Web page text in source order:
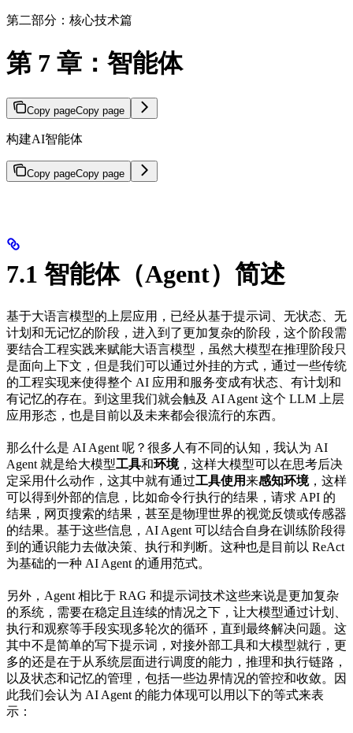
第二部分：核心技术篇
第 7 章：智能体
Copy pageCopy page
构建AI智能体
Copy pageCopy page
7.1 智能体（Agent）简述
基于大语言模型的上层应用，已经从基于提示词、无状态、无
计划和无记忆的阶段，进入到了更加复杂的阶段，这个阶段需
要结合工程实践来赋能大语言模型，虽然大模型在推理阶段只
是面向上下文，但是我们可以通过外挂的方式，通过一些传统
的工程实现来使得整个 AI 应用和服务变成有状态、有计划和
有记忆的存在。到这里我们就会触及 AI Agent 这个 LLM 上层
应用形态，也是目前以及未来都会很流行的东西。
那么什么是 AI Agent 呢？很多人有不同的认知，我认为 AI
Agent 就是给大模型工具和环境，这样大模型可以在思考后决
定采用什么动作，这其中就有通过工具使用来感知环境，这样
可以得到外部的信息，比如命令行执行的结果，请求 API 的
结果，网页搜索的结果，甚至是物理世界的视觉反馈或传感器
的结果。基于这些信息，AI Agent 可以结合自身在训练阶段得
到的通识能力去做决策、执行和判断。这种也是目前以 ReAct
为基础的一种 AI Agent 的通用范式。
另外，Agent 相比于 RAG 和提示词技术这些来说是更加复杂
的系统，需要在稳定且连续的情况之下，让大模型通过计划、
执行和观察等手段实现多轮次的循环，直到最终解决问题。这
其中不是简单的写下提示词，对接外部工具和大模型就行，更
多的还是在于从系统层面进行调度的能力，推理和执行链路，
以及状态和记忆的管理，包括一些边界情况的管控和收敛。因
此我们会认为 AI Agent 的能力体现可以用以下的等式来表
示：